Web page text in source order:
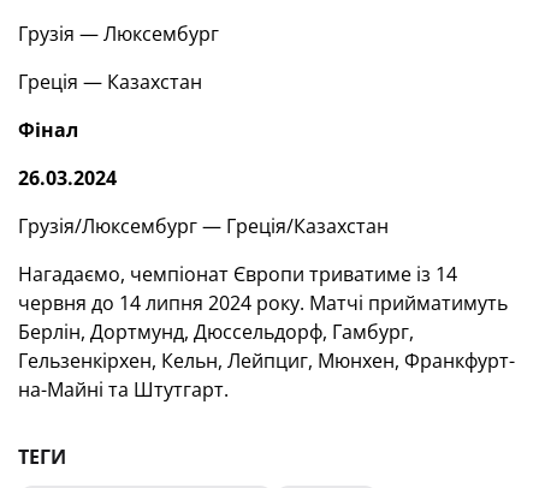
Грузія — Люксембург
Греція — Казахстан
Фінал
26.03.2024
Грузія/Люксембург — Греція/Казахстан
Нагадаємо, чемпіонат Європи триватиме із 14
червня до 14 липня 2024 року. Матчі прийматимуть
Берлін, Дортмунд, Дюссельдорф, Гамбург,
Гельзенкірхен, Кельн, Лейпциг, Мюнхен, Франкфурт-
на-Майні та Штутгарт.
ТЕГИ